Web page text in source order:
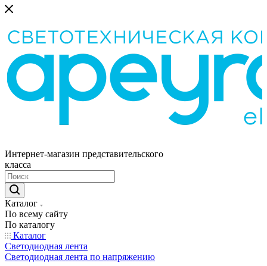
Интернет-магазин представительского
класса
Каталог
По всему сайту
По каталогу
Каталог
Светодиодная лента
Светодиодная лента по напряжению